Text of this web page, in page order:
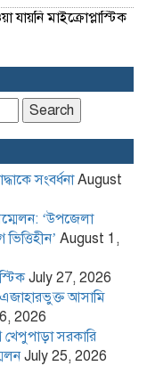
যায়নি মাইক্রোপ্লাস্টিক
মামলার আরও দুই
নারায়ণগঞ্জ থেকে
অভিযোগে
গঠন
সংবর্ধনা August
‘উপজেলা
August 1,
July 27, 2026
আসামি
2026
সরকারি
July 25, 2026